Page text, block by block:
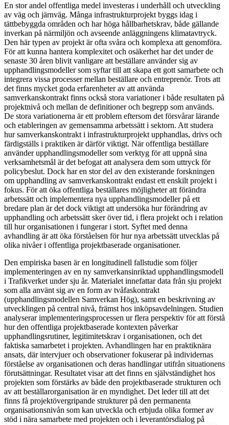
En stor andel offentliga medel investeras i underhåll och utveckling
av väg och järnväg. Många infrastrukturprojekt byggs idag i
tättbebyggda områden och har höga hållbarhetskrav, både gällande
inverkan på närmiljön och avseende anläggningens klimatavtryck.
Den här typen av projekt är ofta svåra och komplexa att genomföra.
För att kunna hantera komplexitet och osäkerhet har det under de
senaste 30 åren blivit vanligare att beställare använder sig av
upphandlingsmodeller som syftar till att skapa ett gott samarbete och
integrera vissa processer mellan beställare och entreprenör. Trots att
det finns mycket goda erfarenheter av att använda
samverkanskontrakt finns också stora variationer i både resultaten på
projektnivå och mellan de definitioner och begrepp som används.
De stora variationerna är ett problem eftersom det försvårar lärande
och etableringen av gemensamma arbetssätt i sektorn. Att studera
hur samverkanskontrakt i infrastrukturprojekt upphandlas, drivs och
färdigställs i praktiken är därför viktigt. När offentliga beställare
använder upphandlingsmodeller som verktyg för att uppnå sina
verksamhetsmål är det befogat att analysera dem som uttryck för
policybeslut. Dock har en stor del av den existerande forskningen
om upphandling av samverkanskontrakt endast ett enskilt projekt i
fokus. För att öka offentliga beställares möjligheter att förändra
arbetssätt och implementera nya upphandlingsmodeller på ett
bredare plan är det dock viktigt att undersöka hur förändring av
upphandling och arbetssätt sker över tid, i flera projekt och i relation
till hur organisationen i fungerar i stort. Syftet med denna
avhandling är att öka förståelsen för hur nya arbetssätt utvecklas på
olika nivåer i offentliga projektbaserade organisationer.
Den empiriska basen är en longitudinell fallstudie som följer
implementeringen av en ny samverkansinriktad upphandlingsmodell
i Trafikverket under sju år. Materialet innefattar data från sju projekt
som alla använt sig av en form av tvåfaskontrakt
(upphandlingsmodellen Samverkan Hög), samt en beskrivning av
utvecklingen på central nivå, främst hos inköpsavdelningen. Studien
analyserar implementeringsprocessen ur flera perspektiv för att förstå
hur den offentliga projektbaserade kontexten påverkar
upphandlingsrutiner, legitimitetskrav i organisationen, och det
faktiska samarbetet i projekten. Avhandlingen har en praktiknära
ansats, där intervjuer och observationer fokuserar på individernas
förståelse av organisationen och deras handlingar utifrån situationens
förutsättningar. Resultatet visar att det finns en självständighet hos
projekten som förstärks av både den projektbaserade strukturen och
av att beställarorganisation är en myndighet. Det leder till att det
finns få projektövergripande strukturer på den permanenta
organisationsnivån som kan utveckla och erbjuda olika former av
stöd i nära samarbete med projekten och i leverantörsdialog på